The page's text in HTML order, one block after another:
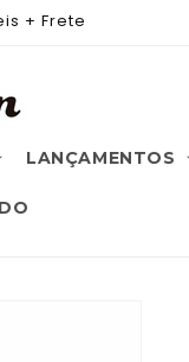
+ Frete
LANÇAMENTOS